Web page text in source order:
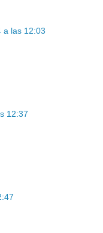
a las 12:03
12:37